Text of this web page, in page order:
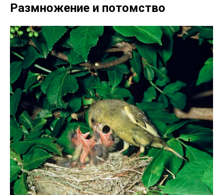
Размножение и потомство